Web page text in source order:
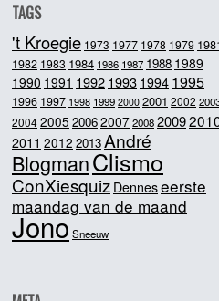
TAGS
't Kroegie 1973 1977 1978 1979
1982 1983 1984 1986 1987 1988 1989
1990 1991 19921993 1994 1995
1996 1997 1998 1999 2000 2001 2002
20042005 2006200720082009
2011 2012 2013André
BlogmanClismo
ConXiesquiz Denneseerste
maandag van de maand
JonoSneeuw